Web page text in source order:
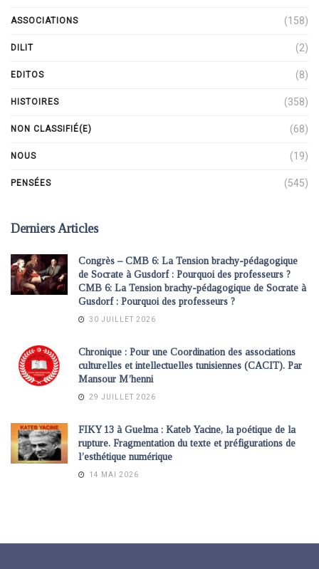
ASSOCIATIONS (158)
DILIT (2)
EDITOS (8)
HISTOIRES (358)
NON CLASSIFIÉ(E) (68)
NOUS (19)
PENSÉES (545)
Derniers Articles
Congrès – CMB 6: La Tension brachy-pédagogique
de Socrate à Gusdorf : Pourquoi des professeurs ?
CMB 6: La Tension brachy-pédagogique de Socrate à
Gusdorf : Pourquoi des professeurs ?
30 JUILLET 2026
Chronique : Pour une Coordination des associations
culturelles et intellectuelles tunisiennes (CACIT). Par
Mansour M’henni
29 JUILLET 2026
FIKY 13 à Guelma : Kateb Yacine, la poétique de la
rupture. Fragmentation du texte et préfigurations de
l’esthétique numérique
14 MAI 2026